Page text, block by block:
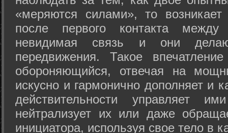
«меряются силами», то возникает
после первого контакта
невидимая связь и они
передвижения. Такое
обороняющийся, отвечая на
искусно и гармонично дополняет и
действительности управляет
нейтрализует их или даже
инициатора, используя свое тело в